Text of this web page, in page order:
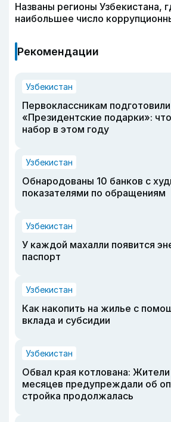
Названы регионы Узбекистана,
наибольшее число
Рекомендации
Узбекистан
Первоклассникам подготовили
«Президентские подарки»:
набор в этом году
Узбекистан
Обнародованы 10 банков с
показателями по обращениям
Узбекистан
У каждой махалли появится
паспорт
Узбекистан
Как накопить на жилье с
вклада и субсидии
Узбекистан
Обвал края котлована:
месяцев предупреждали об
стройка продолжалась